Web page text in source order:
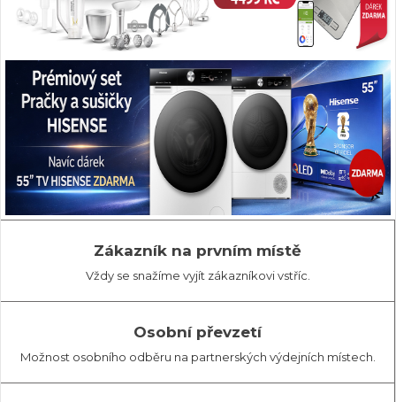
Zákazník na prvním místě
Vždy se snažíme vyjít zákazníkovi vstříc.
Osobní převzetí
Možnost osobního odběru na partnerských výdejních místech.